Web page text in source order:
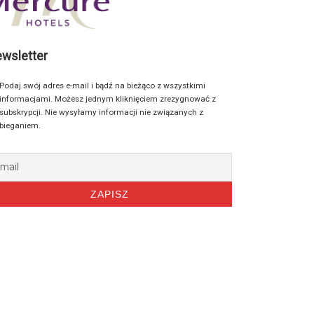
swój adres e-mail i bądź na bieżąco z wszystkimi
Możesz jednym kliknięciem zrezygnować z
Nie wysyłamy informacji nie związanych z